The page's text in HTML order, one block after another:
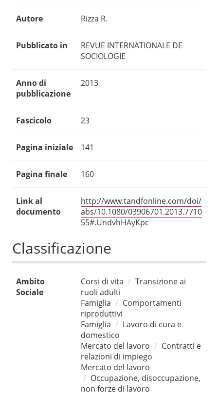
Autore Rizza R.
Pubblicato in
REVUE INTERNATIONALE DE
SOCIOLOGIE
Anno di
pubblicazione
2013
Fascicolo 23
Pagina iniziale 141
Pagina finale 160
Link al
documento
http://www.tandfonline.com/doi/
abs/10.1080/03906701.2013.7710
55#.UndvhHAyKpc
Classificazione
Ambito
Sociale
Corsi di vita
Transizione ai
ruoli adulti
Famiglia
Comportamenti
riproduttivi
Famiglia
Lavoro di cura e
domestico
Mercato del lavoro
Contratti e
relazioni di impiego
Mercato del lavoro
Occupazione, disoccupazione,
non forze di lavoro